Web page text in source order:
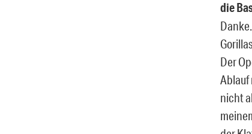
die
Der
Ablauf
nicht